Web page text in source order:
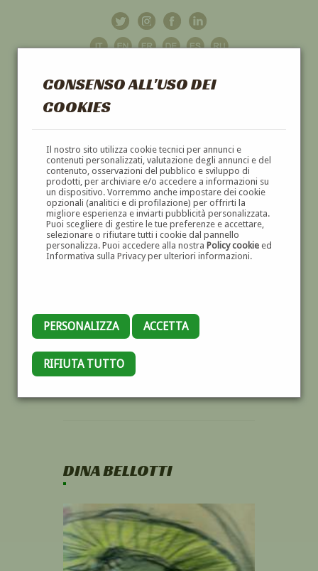
CONSENSO ALL'USO DEI
COOKIES
Il nostro sito utilizza cookie tecnici per annunci e
contenuti personalizzati, valutazione degli annunci e del
contenuto, osservazioni del pubblico e sviluppo di
prodotti, per archiviare e/o accedere a informazioni su
un dispositivo. Vorremmo anche impostare dei cookie
opzionali (analitici e di profilazione) per offrirti la
migliore esperienza e inviarti pubblicità personalizzata.
Puoi scegliere di gestire le tue preferenze e accettare,
selezionare o rifiutare tutti i cookie dal pannello
personalizza. Puoi accedere alla nostra Policy cookieed
Informativa sulla Privacy per ulteriori informazioni.
PERSONALIZZA ACCETTA
RIFIUTA TUTTO
GALLERIAD'ARTE
DIPINTI E SCULTURE '800 E '900
DINA BELLOTTI